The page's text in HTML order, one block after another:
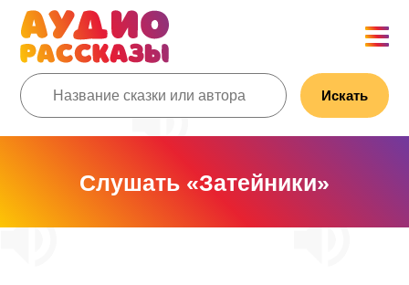
Искать
Слушать «Затейники»